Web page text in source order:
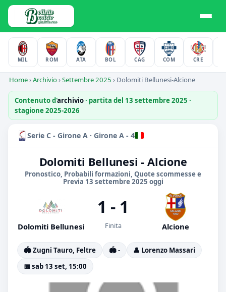
MIL ROM ATA BOL CAG COM CRE
Home›Archivio›Settembre 2025 › Dolomiti Bellunesi-Alcione
Contenuto d'archivio· partita del 13 settembre 2025 ·
stagione 2025-2026
Serie C - Girone A · Girone A - 4
Dolomiti Bellunesi - Alcione
Pronostico, Probabili formazioni, Quote scommesse e
Previa 13 settembre 2025 oggi
Dolomiti Bellunesi
1 - 1
Finita Alcione
🏟️ Zugni Tauro, Feltre 🏟️ -
👤 Lorenzo Massari
📅 sab 13 set, 15:00